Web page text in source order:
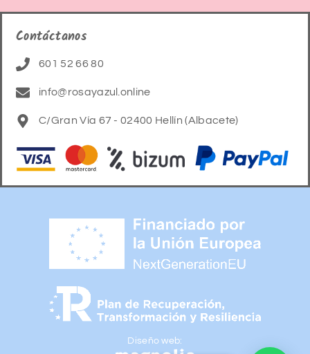
Contáctanos
601 52 66 80
info@rosayazul.online
C/Gran Vía 67 - 02400 Hellín (Albacete)
Diseño web: